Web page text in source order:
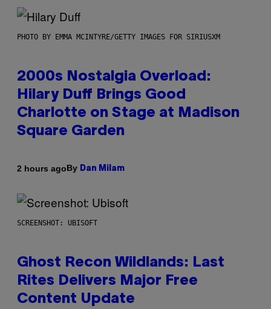
PHOTO BY EMMA MCINTYRE/GETTY IMAGES FOR SIRIUSXM
2000s Nostalgia Overload:
Hilary Duff Brings Good
Charlotte on Stage at Madison
Square Garden
2 hours agoBy Dan Milam
SCREENSHOT: UBISOFT
Ghost Recon Wildlands: Last
Rites Delivers Major Free
Content Update